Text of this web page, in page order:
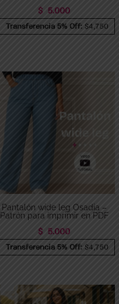
$ 5.000
Transferencia 5% Off: $4,750
Pantalón wide leg Osadia –
Patrón para imprimir en PDF
$ 5.000
Transferencia 5% Off: $4,750